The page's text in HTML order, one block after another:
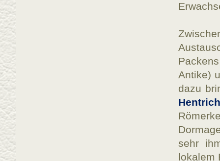
Antike)
dazu
sehr
lokalem